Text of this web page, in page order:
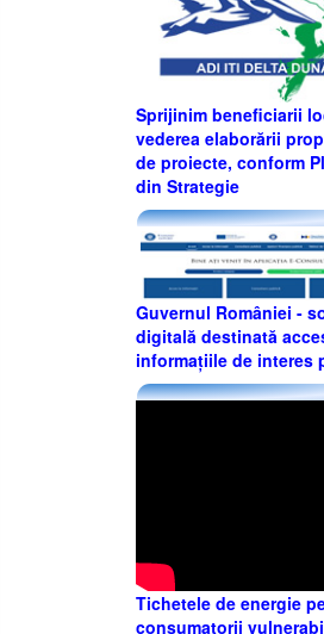
Sprijinim beneficiarii
vederea elaborării
de proiecte, conform
din Strategie
Guvernul României -
digitală destinată
informațiile de interes
Tichetele de energie
consumatorii